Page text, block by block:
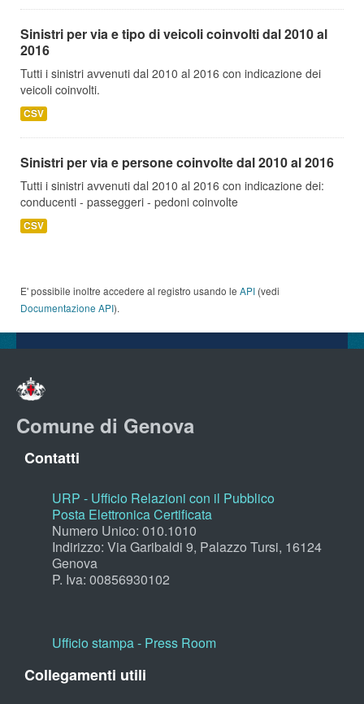
Sinistri per via e tipo di veicoli coinvolti dal 2010 al
2016
Tutti i sinistri avvenuti dal 2010 al 2016 con indicazione dei
veicoli coinvolti.
CSV
Sinistri per via e persone coinvolte dal 2010 al 2016
Tutti i sinistri avvenuti dal 2010 al 2016 con indicazione dei:
conducenti - passeggeri - pedoni coinvolte
CSV
E' possibile inoltre accedere al registro usando le API (vedi
Documentazione API).
Comune di Genova
Contatti
URP - Ufficio Relazioni con il Pubblico
Posta Elettronica Certificata
Numero Unico: 010.1010
Indirizzo: Via Garibaldi 9, Palazzo Tursi, 16124
Genova
P. Iva: 00856930102
Ufficio stampa - Press Room
Collegamenti utili